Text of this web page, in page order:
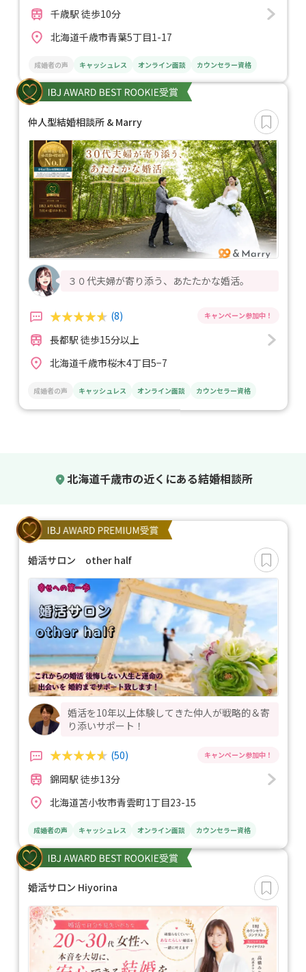
千歳駅 徒歩10分
北海道千歳市青葉5丁目1-17
成婚者の声 キャッシュレス オンライン面談 カウンセラー資格
仲人型結婚相談所 & Marry
３０代夫婦が寄り添う、あたたかな婚活。
(8)
長都駅 徒歩15分以上
北海道千歳市桜木4丁目5−7
成婚者の声 キャッシュレス オンライン面談 カウンセラー資格
北海道千歳市の近くにある結婚相談所
婚活サロン other half
婚活を10年以上体験してきた仲人が戦略的＆寄
り添いサポート！
(50)
錦岡駅 徒歩13分
北海道苫小牧市青雲町1丁目23-15
成婚者の声 キャッシュレス オンライン面談 カウンセラー資格
婚活サロン Hiyorina